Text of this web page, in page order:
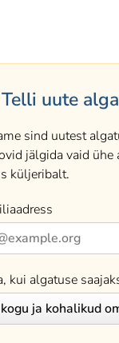
Telli uute
sind uutest
jälgida vaid
küljeribalt.
kui algatuse